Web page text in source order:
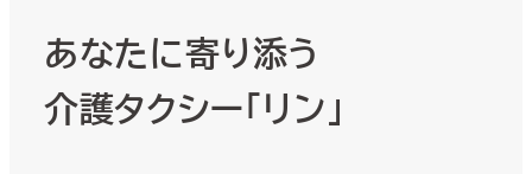
あなたに寄り添う
介護タクシー「リン」